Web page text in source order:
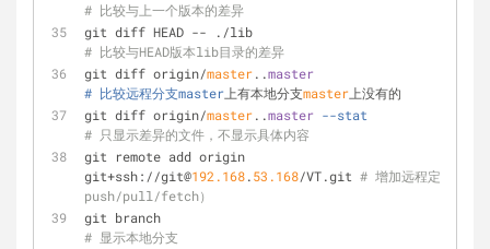
# 比较与上一个版本的差异
# 比较与HEAD版本lib目录的差异
git diff origin/master..master
# 比较远程分支master 上有本地分支master 上没有的
git diff origin/master..master --stat
# 只显示差异的文件，不显示具体内容
git remote add origin
git+ssh://git@192.168.53.168/VT.git # 增加远程定义（用
push/pull/fetch）
# 显示本地分支